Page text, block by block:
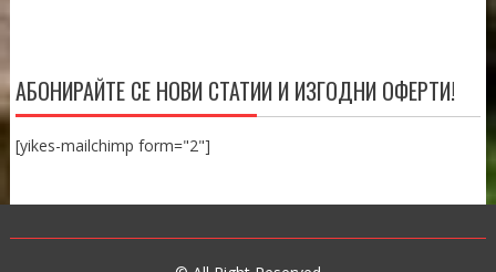
АБОНИРАЙТЕ СЕ НОВИ СТАТИИ И ИЗГОДНИ ОФЕРТИ!
[yikes-mailchimp form="2"]